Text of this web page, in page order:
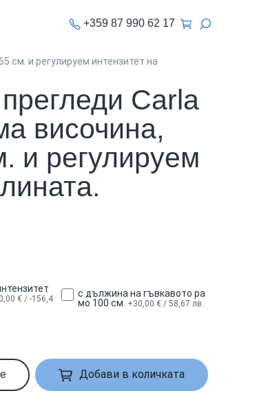
+359 87 990 62 17
см. и регулируем интензитет на
Carla
височина,
и регулируем
€ / -156,4
с дължина на гъвкавото ра
мо 100 см. +30,00 € / 58,67 лв.
Добави в количката